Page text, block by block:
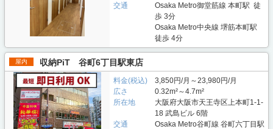
交通
Osaka Metro御堂筋線 本町駅 徒
歩 3分
Osaka Metro中央線 堺筋本町駅
徒歩 4分
屋内 収納PiT 谷町6丁目駅東店
料金(税込)
3,850円/月～23,980円/月
広さ
0.32m²～4.7m²
所在地
大阪府大阪市天王寺区上本町1-1-
18 武島ビル 6階
交通
Osaka Metro谷町線 谷町六丁目駅